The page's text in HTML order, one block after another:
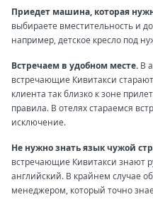
Приедет машина, которая
выбираете вместительность и
например, детское кресло под
Встречаем в удобном месте. В
встречающие Кивитакси
клиента так близко к зоне
правила. В отелях стараемся
исключение.
Не нужно знать язык чужой
встречающие Кивитакси знают
английский. В крайнем случае
менеджером, который точно